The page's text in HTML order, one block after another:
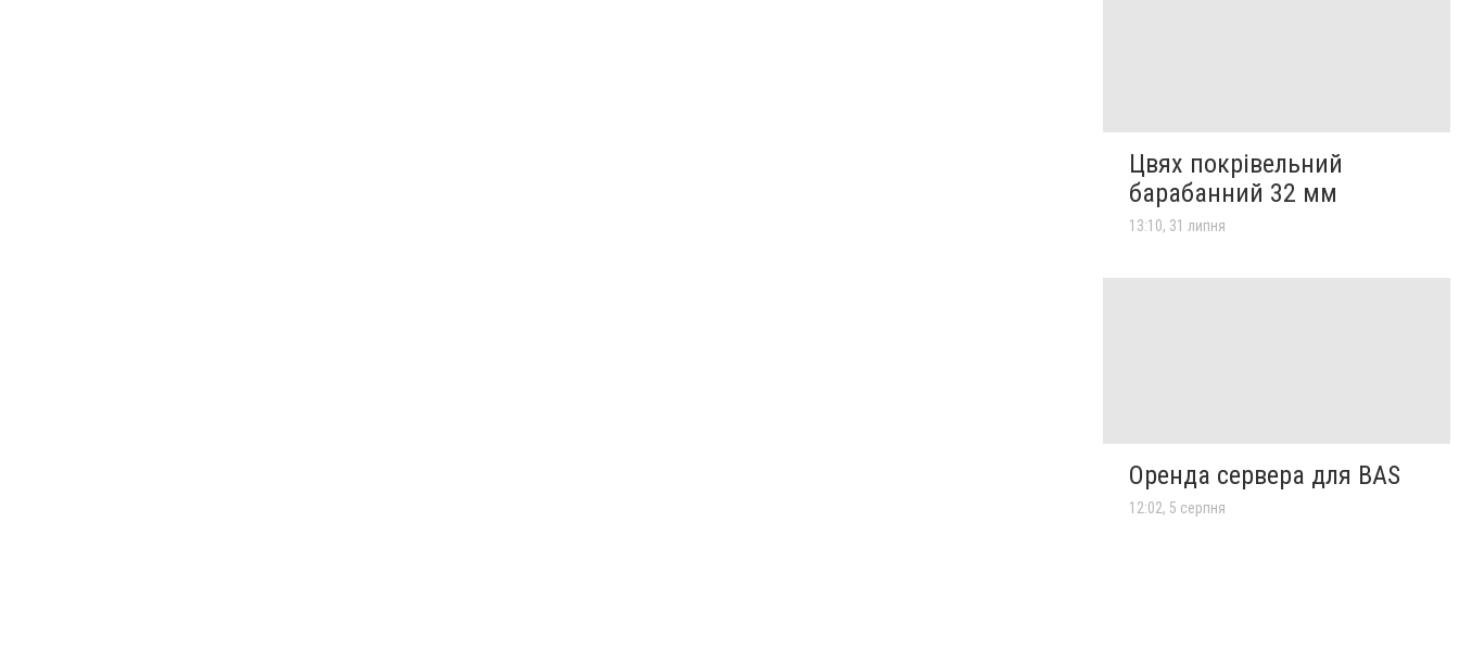
Цвях покрівельний
барабанний 32 мм
13:10, 31 липня
Оренда сервера для BAS
12:02, 5 серпня